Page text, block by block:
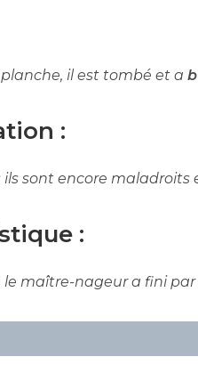
il est tombé et a
:
sont encore
:
le maître-nageur a fini par